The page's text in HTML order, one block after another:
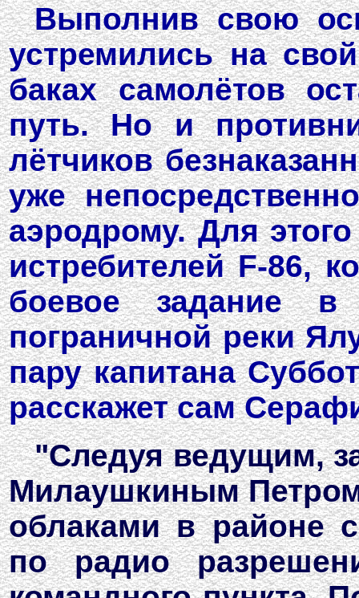
Выполнив свою
устремились на
баках самолётов
путь. Но и
лётчиков
уже
аэродрому. Для
истребителей F-86,
боевое задание
пограничной реки
пару капитана
расскажет сам
"Следуя ведущим,
Милаушкиным
облаками в районе
по радио